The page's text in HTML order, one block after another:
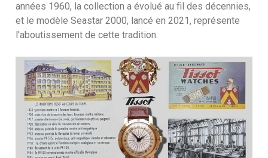
années 1960, la collection a évolué au fil des décennies,
et le modèle Seastar 2000, lancé en 2021, représente
l'aboutissement de cette tradition.